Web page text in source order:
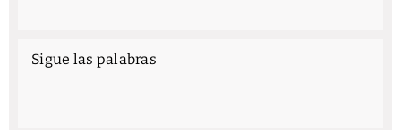
Sigue las palabras